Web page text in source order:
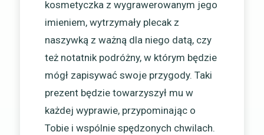
kosmetyczka z wygrawerowanym jego
imieniem, wytrzymały plecak z
naszywką z ważną dla niego datą, czy
też notatnik podróżny, w którym będzie
mógł zapisywać swoje przygody. Taki
prezent będzie towarzyszył mu w
każdej wyprawie, przypominając o
Tobie i wspólnie spędzonych chwilach.